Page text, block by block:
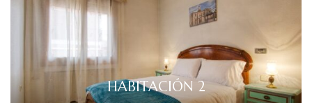
HABITACIÓN 2